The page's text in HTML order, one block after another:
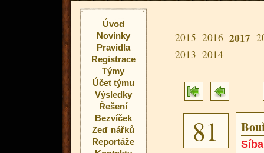
Úvod
Novinky
Pravidla
Registrace
Týmy
Účet týmu
Výsledky
Řešení
Bezvíček
Zeď nářků
Reportáže
2017
2016
2015
2014
2013
81
Síba